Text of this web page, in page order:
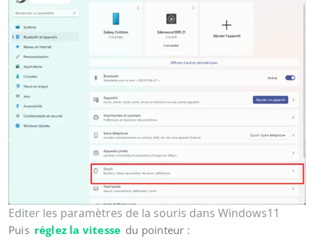
Editer les paramètres de la souris dans Windows11
Puis réglez la vitesse du pointeur :